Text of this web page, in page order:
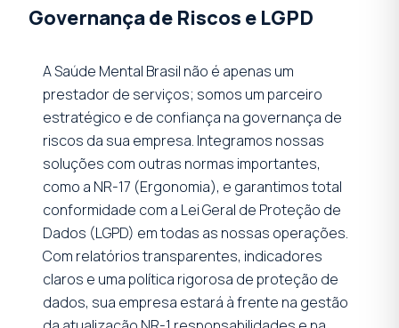
Governança de Riscos e LGPD
A Saúde Mental Brasil não é apenas um
prestador de serviços; somos um parceiro
estratégico e de confiança na governança de
riscos da sua empresa. Integramos nossas
soluções com outras normas importantes,
como a NR-17 (Ergonomia), e garantimos total
conformidade com a Lei Geral de Proteção de
Dados (LGPD) em todas as nossas operações.
Com relatórios transparentes, indicadores
claros e uma política rigorosa de proteção de
dados, sua empresa estará à frente na gestão